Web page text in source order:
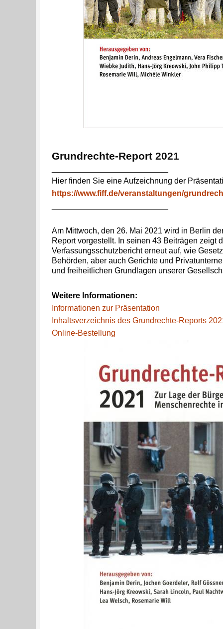
Grundrechte-Report 2021
Hier finden Sie eine Aufzeichnung der
https://www.fiff.de/veranstaltungen/
Am Mittwoch, den 26. Mai 2021 wird in Berlin
Report vorgestellt. In seinen 43 Beiträgen zeigt
Verfassungsschutzbericht erneut auf, wie
Behörden, aber auch Gerichte und
und freiheitlichen Grundlagen unserer
Weitere Informationen:
Informationen zur Präsentation
Inhaltsverzeichnis des Grundrechte-Reports
Online-Bestellung